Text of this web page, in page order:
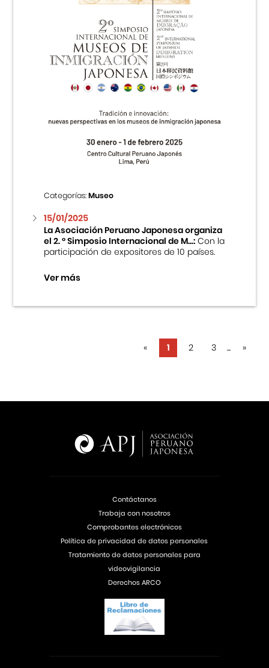
Categorías:Museo
15/01/2025
La Asociación Peruano Japonesa organiza
el 2. ° Simposio Internacional de M...:Con la
participación de expositores de 10 países.
Ver más
« 1 2 3 ... »
Contáctanos
Trabaja con nosotros
Comprobantes electrónicos
Política de privacidad de datos personales
Tratamiento de datos personales para
videovigilancia
Derechos ARCO